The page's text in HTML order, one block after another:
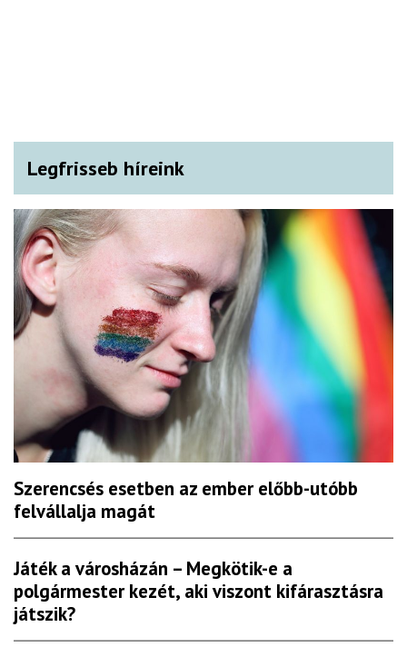
Legfrisseb híreink
Szerencsés esetben az ember előbb-utóbb
felvállalja magát
Játék a városházán – Megkötik-e a
polgármester kezét, aki viszont kifárasztásra
játszik?